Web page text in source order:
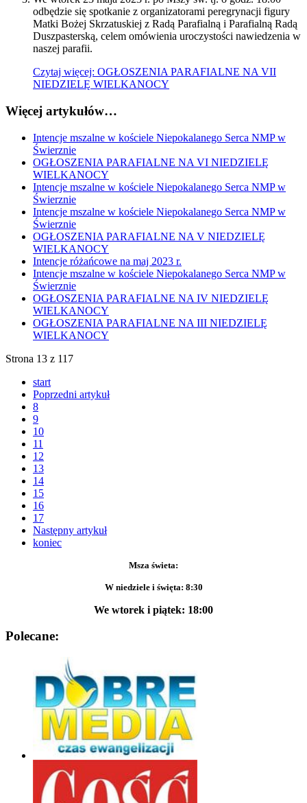
odbędzie się spotkanie z organizatorami peregrynacji figury
Matki Bożej Skrzatuskiej z Radą Parafialną i Parafialną Radą
Duszpasterską, celem omówienia uroczystości nawiedzenia w
naszej parafii.
Czytaj więcej: OGŁOSZENIA PARAFIALNE NA VII
NIEDZIELĘ WIELKANOCY
Więcej artykułów…
Intencje mszalne w kościele Niepokalanego Serca NMP w
Świerznie
OGŁOSZENIA PARAFIALNE NA VI NIEDZIELĘ
WIELKANOCY
Intencje mszalne w kościele Niepokalanego Serca NMP w
Świerznie
Intencje mszalne w kościele Niepokalanego Serca NMP w
Świerznie
OGŁOSZENIA PARAFIALNE NA V NIEDZIELĘ
WIELKANOCY
Intencje różańcowe na maj 2023 r.
Intencje mszalne w kościele Niepokalanego Serca NMP w
Świerznie
OGŁOSZENIA PARAFIALNE NA IV NIEDZIELĘ
WIELKANOCY
OGŁOSZENIA PARAFIALNE NA III NIEDZIELĘ
WIELKANOCY
Strona 13 z 117
start
Poprzedni artykuł
8
9
10
11
12
13
14
15
16
17
Następny artykuł
koniec
Msza świeta:
W niedziele i święta: 8:30
We wtorek i piątek: 18:00
Polecane: